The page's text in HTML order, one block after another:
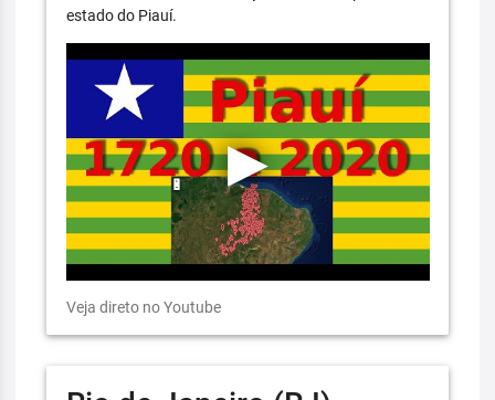
estado do Piauí.
Veja direto no Youtube